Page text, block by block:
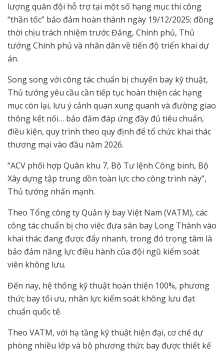
lượng quân đội hỗ trợ tại một số hạng mục thi công
“thần tốc” bảo đảm hoàn thành ngày 19/12/2025; đồng
thời chịu trách nhiệm trước Đảng, Chính phủ, Thủ
tướng Chính phủ và nhân dân về tiến độ triển khai dự
án.
Song song với công tác chuẩn bị chuyến bay kỹ thuật,
Thủ tướng yêu cầu cần tiếp tục hoàn thiện các hạng
mục còn lại, lưu ý cảnh quan xung quanh và đường giao
thông kết nối… bảo đảm đáp ứng đầy đủ tiêu chuẩn,
điều kiện, quy trình theo quy định để tổ chức khai thác
thương mại vào đầu năm 2026.
“ACV phối hợp Quân khu 7, Bộ Tư lệnh Công binh, Bộ
Xây dựng tập trung dồn toàn lực cho công trình này”,
Thủ tướng nhấn mạnh.
Theo Tổng công ty Quản lý bay Việt Nam (VATM), các
công tác chuẩn bị cho việc đưa sân bay Long Thành vào
khai thác đang được đẩy nhanh, trong đó trọng tâm là
bảo đảm năng lực điều hành của đội ngũ kiểm soát
viên không lưu.
Đến nay, hệ thống kỹ thuật hoàn thiện 100%, phương
thức bay tối ưu, nhân lực kiểm soát không lưu đạt
chuẩn quốc tế.
Theo VATM, với hạ tầng kỹ thuật hiện đại, cơ chế dự
phòng nhiều lớp và bộ phương thức bay được thiết kế